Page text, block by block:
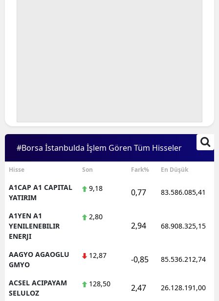
#Borsa İstanbulda İşlem Gören Tüm Hisseler
Hisse Son Fark% En Düşük
A1CAP A1 CAPITAL
YATIRIM
9,18 0,77 83.586.085,41
A1YEN A1
YENILENEBILIR
ENERJI
2,80
2,94 68.908.325,15
AAGYO AGAOGLU
GMYO
12,87 -0,85 85.536.212,74
ACSEL ACIPAYAM
SELULOZ
128,50 2,47 26.128.191,00